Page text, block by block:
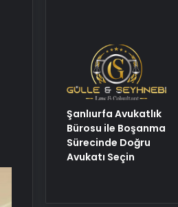
Şanlıurfa Avukatlık
Bürosu ile Boşanma
Sürecinde Doğru
Avukatı Seçin